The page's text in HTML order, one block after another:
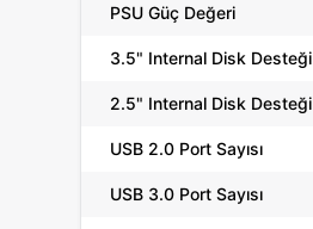
PSU Güç Değeri
3.5" Internal Disk Desteği
2.5" Internal Disk Desteği
USB 2.0 Port Sayısı
USB 3.0 Port Sayısı